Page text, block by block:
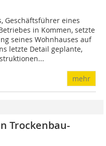
Geschäftsführer eines
in Kommen, setzte
seines Wohnhauses auf
letzte Detail geplante,
mehr
Trockenbau-